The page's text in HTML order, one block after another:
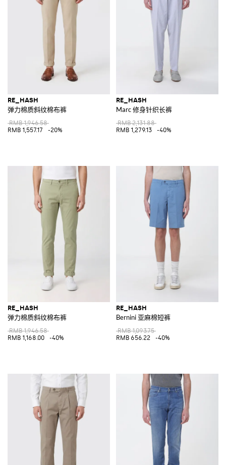
RE_HASH
弹力棉质斜纹棉布裤
RMB 1,946.58
RMB 1,557.17
-20%
RE_HASH
Marc 修身针织长裤
RMB 2,131.88
RMB 1,279.13
-40%
RE_HASH
弹力棉质斜纹棉布裤
RMB 1,946.58
RMB 1,168.00
-40%
RE_HASH
Bernini 亚麻棉短裤
RMB 1,093.75
RMB 656.22
-40%